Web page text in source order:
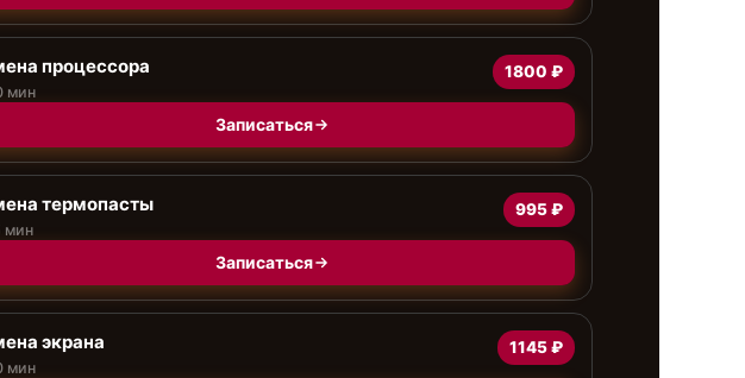
процессора
мин
1800 ₽
Записаться
термопасты
мин
995 ₽
Записаться
экрана
мин
1145 ₽